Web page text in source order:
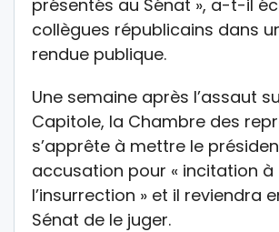
présentés au Sénat », a-t-il
collègues républicains dans
rendue publique.
Une semaine après l’assaut
Capitole, la Chambre des
s’apprête à mettre le
accusation pour « incitation à
l’insurrection » et il reviendra
Sénat de le juger.